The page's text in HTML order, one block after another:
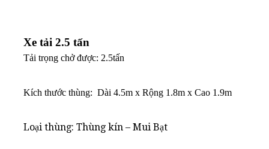
Xe tải 2.5 tấn
Tải trọng chở được: 2.5tấn
Kích thước thùng: Dài 4.5m x Rộng 1.8m x Cao 1.9m
Loại thùng: Thùng kín – Mui Bạt